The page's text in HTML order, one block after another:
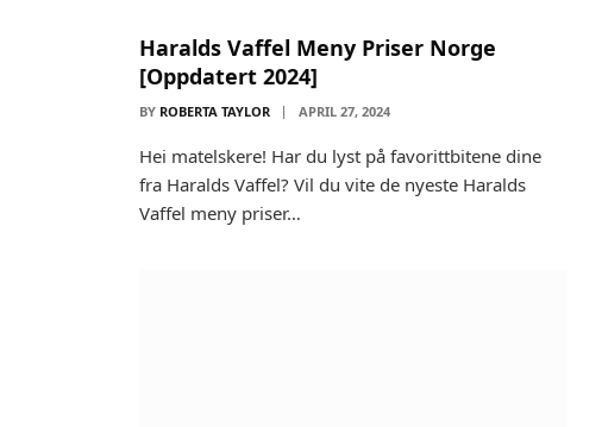
Haralds Vaffel Meny Priser Norge
[Oppdatert 2024]
BY ROBERTA TAYLOR APRIL 27, 2024
Hei matelskere! Har du lyst på favorittbitene dine
fra Haralds Vaffel? Vil du vite de nyeste Haralds
Vaffel meny priser…